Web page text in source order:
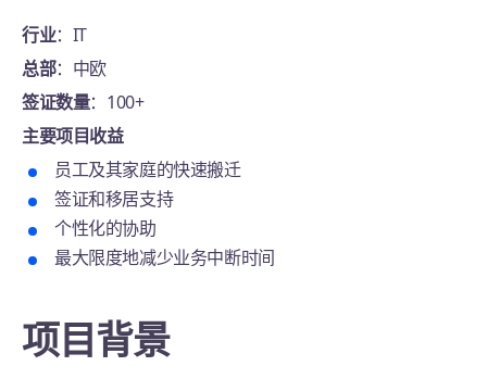
行业：IT
总部：中欧
签证数量：100+
主要项目收益
员工及其家庭的快速搬迁
签证和移居支持
个性化的协助
最大限度地减少业务中断时间
项目背景